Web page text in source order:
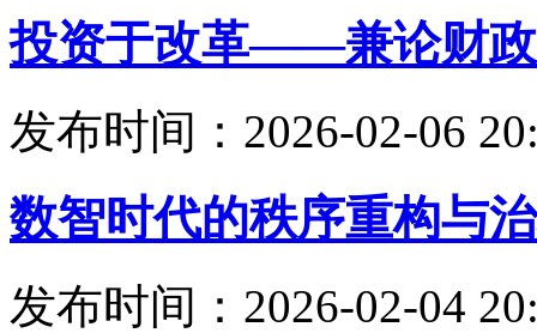
投资于改革——兼论财
发布时间：2026-02-06
数智时代的秩序重构与
发布时间：2026-02-04